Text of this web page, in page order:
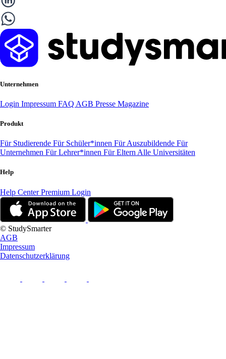
Unternehmen
Login Impressum FAQ AGB Presse Magazine
Produkt
Für Studierende Für Schüler*innen Für Auszubildende Für
Unternehmen Für Lehrer*innen Für Eltern Alle Universitäten
Help
Help CenterPremium Login
© StudySmarter
AGB
Impressum
Datenschutzerklärung